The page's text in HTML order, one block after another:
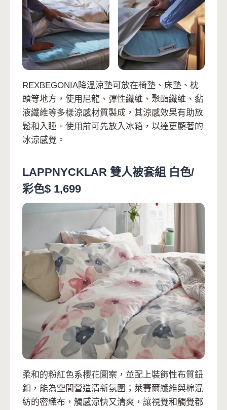
REXBEGONIA降溫涼墊可放在椅墊、床墊、枕
頭等地方，使用尼龍、彈性纖維、聚酯纖維、黏
液纖維等多樣涼感材質製成，其涼感效果有助放
鬆和入睡。使用前可先放入冰箱，以達更顯著的
冰涼感覺。
LAPPNYCKLAR 雙人被套組 白色/
彩色$ 1,699
柔和的粉紅色系櫻花圖案，並配上裝飾性布質鈕
釦，能為空間營造清新氛圍；萊賽爾纖維與棉混
紡的密織布，觸感涼快又清爽，讓視覺和觸覺都